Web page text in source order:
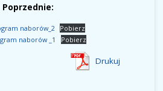
Poprzednie:
naborów_2
Pobierz
naborów _1
Pobierz
Drukuj